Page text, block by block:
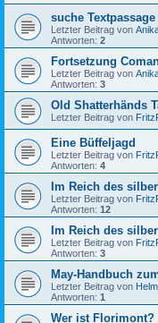
suche Textpassage
Letzter Beitrag von
Antworten: 2
Fortsetzung
Letzter Beitrag von
Antworten: 3
Old Shatterhänds
Letzter Beitrag von
Eine Büffeljagd
Letzter Beitrag von
Antworten: 4
Im Reich des
Letzter Beitrag von
Antworten: 12
Im Reich des
Letzter Beitrag von
Antworten: 3
May-Handbuch
Letzter Beitrag von
Antworten: 1
Wer ist Florimont?